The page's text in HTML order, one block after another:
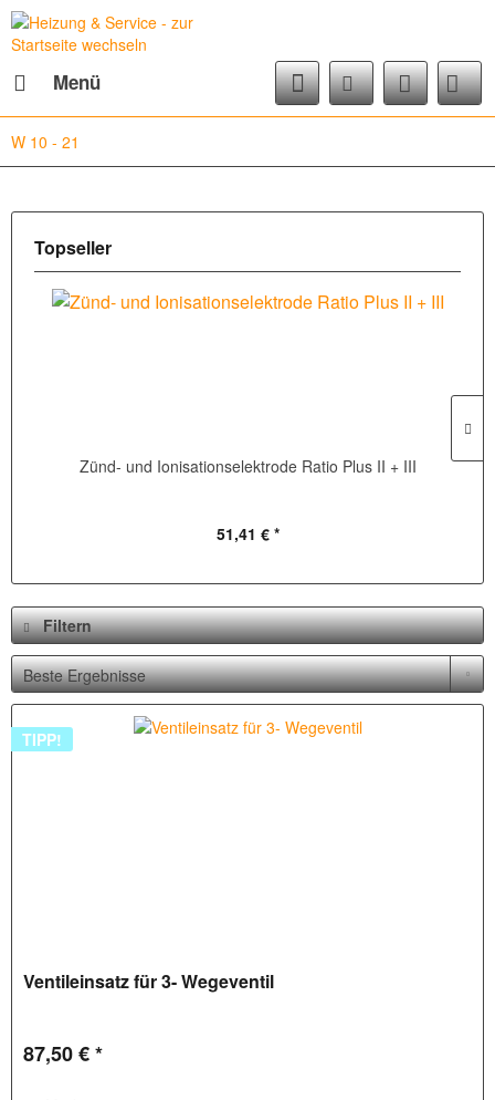
Menü
W 10 - 21
Topseller
Zünd- und Ionisationselektrode Ratio Plus II + III
51,41 € *
Filtern
TIPP!
Ventileinsatz für 3- Wegeventil
87,50 € *